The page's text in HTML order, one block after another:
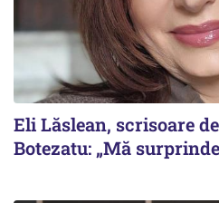
Eli Lăslean, scrisoare
Botezatu: „Mă